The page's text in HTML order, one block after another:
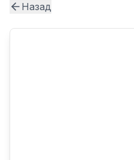
Назад